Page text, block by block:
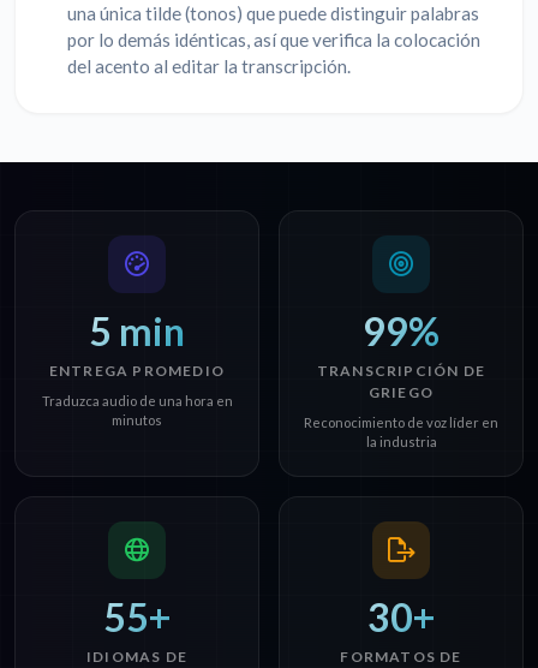
una única tilde (tonos) que puede distinguir palabras
por lo demás idénticas, así que verifica la colocación
del acento al editar la transcripción.
5 min
ENTREGA PROMEDIO
Traduzca audio de una hora en
minutos
99%
TRANSCRIPCIÓN DE
GRIEGO
Reconocimiento de voz líder en
la industria
55+
IDIOMAS DE
30+
FORMATOS DE